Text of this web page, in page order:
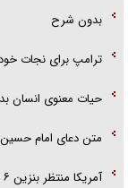
بدون شرح
ترامپ برای نجات
حیات معنوی انسان
متن دعای امام
آمریکا منتظر بنزین ۶ دلاری باشد